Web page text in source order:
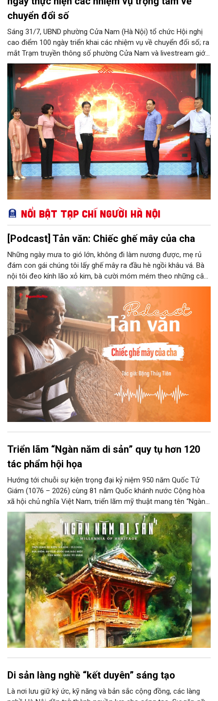
chuyển đổi số
Sáng 31/7, UBND phường Cửa Nam (Hà Nội) tổ chức Hội nghị
cao điểm 100 ngày triển khai các nhiệm vụ về chuyển đổi số; ra
mắt Trạm truyền thông số phường Cửa Nam và livestream giới
thiệu các sản phẩm du lịch gắn với di sản, văn hóa kiến trúc
trên địa bàn.
Nổi bật Tạp chí Người Hà Nội
[Podcast] Tản văn: Chiếc ghế mây của cha
Những ngày mưa to gió lớn, không đi làm nương được, mẹ rủ
đám con gái chúng tôi lấy ghế mây ra đầu hè ngồi khâu vá. Bà
nội tôi đeo kính lão xỏ kim, bà cười móm mém theo những câu
chuyện kể tếu táo của đám trẻ chúng tôi. Chiếc ghế mây phát
ra âm thanh kin kít chịu đựng sức nặng cơ thể con người theo
những điệu cười khúc khích.
Triển lãm “Ngàn năm di sản” quy tụ hơn 120
tác phẩm hội họa
Hướng tới chuỗi sự kiện trọng đại kỷ niệm 950 năm Quốc Tử
Giám (1076 – 2026) cùng 81 năm Quốc khánh nước Cộng hòa
xã hội chủ nghĩa Việt Nam, triển lãm mỹ thuật mang tên “Ngàn
năm di sản” sẽ chính thức khai mạc vào ngày 8/8 tại Nhà Thái
Học, Di tích Quốc gia đặc biệt Văn Miếu – Quốc Tử Giám. Sự
kiện kéo dài đến ngày 25/9/2026 hứa hẹn trở thành điểm đến
văn hóa đầy sức hút, góp phần làm phong phú đời sống nghệ
thuật của Thủ đô trong mùa thu này.
Di sản làng nghề “kết duyên” sáng tạo
Là nơi lưu giữ ký ức, kỹ năng và bản sắc cộng đồng, các làng